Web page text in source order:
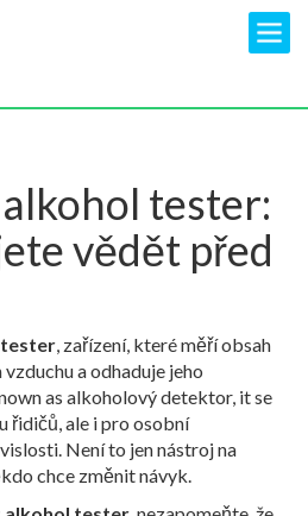
tester:
vědět před
, zařízení, které měří obsah
a odhaduje jeho
as alkoholový detektor, it se
řidičů, ale i pro osobní
Není to jen nástroj na
chce změnit návyk.